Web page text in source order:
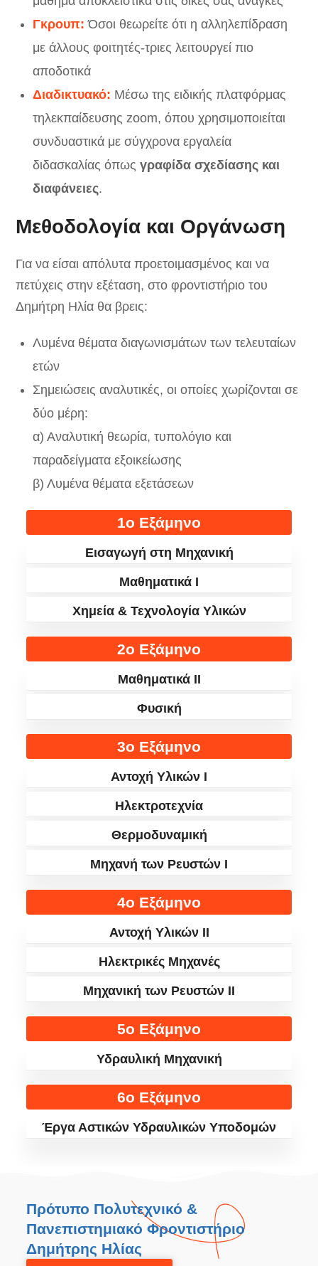
Γκρουπ: Όσοι θεωρείτε ότι η αλληλεπίδραση
με άλλους φοιτητές-τριες λειτουργεί πιο
αποδοτικά
Διαδικτυακό: Μέσω της ειδικής πλατφόρμας
τηλεκπαίδευσης zoom, όπου χρησιμοποιείται
συνδυαστικά με σύγχρονα εργαλεία
διδασκαλίας όπως γραφίδα σχεδίασης και
διαφάνειες.
Μεθοδολογία και Οργάνωση
Για να είσαι απόλυτα προετοιμασμένος και να
πετύχεις στην εξέταση, στο φροντιστήριο του
Δημήτρη Ηλία θα βρεις:
Λυμένα θέματα διαγωνισμάτων των τελευταίων
ετών
Σημειώσεις αναλυτικές, οι οποίες χωρίζονται σε
δύο μέρη:
α) Αναλυτική θεωρία, τυπολόγιο και
παραδείγματα εξοικείωσης
β) Λυμένα θέματα εξετάσεων
1ο Εξάμηνο
Εισαγωγή στη Μηχανική
Μαθηματικά I
Χημεία & Τεχνολογία Υλικών
2ο Εξάμηνο
Μαθηματικά II
Φυσική
3ο Εξάμηνο
Αντοχή Υλικών I
Ηλεκτροτεχνία
Θερμοδυναμική
Μηχανή των Ρευστών I
4ο Εξάμηνο
Αντοχή Υλικών II
Ηλεκτρικές Μηχανές
Μηχανική των Ρευστών II
5ο Εξάμηνο
Υδραυλική Μηχανική
6ο Εξάμηνο
Έργα Αστικών Υδραυλικών Υποδομών
Πρότυπο Πολυτεχνικό &
Πανεπιστημιακό Φροντιστήριο
Δημήτρης Ηλίας